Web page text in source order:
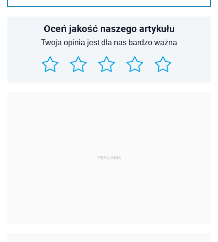
Oceń jakość naszego artykułu
Twoja opinia jest dla nas bardzo ważna
REKLAMA